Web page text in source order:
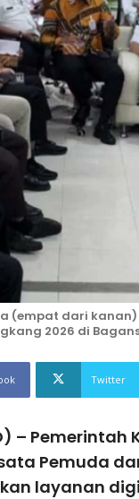
(empat dari
2026 di
Twitter
–
Pemuda
layanan